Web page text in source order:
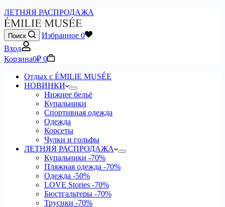
ЛЕТНЯЯ РАСПРОДАЖА
Поиск Избранное 0
Вход
Корзина0₽ 0
Отдых с ÉMILIE MUSÉE
НОВИНКИ
Нижнее бельё
Купальники
Спортивная одежда
Одежда
Корсеты
Чулки и гольфы
ЛЕТНЯЯ РАСПРОДАЖА
Купальники -70%
Пляжная одежда -70%
Одежда -50%
LOVE Stories -70%
Бюстгальтеры -70%
Трусики -70%